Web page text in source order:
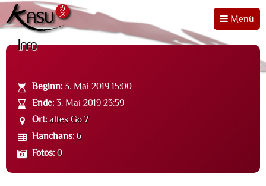
Menü
Info
Beginn: 3. Mai 2019 15:00
Ende: 3. Mai 2019 23:59
Ort: altes Go 7
Hanchans: 6
Fotos: 0